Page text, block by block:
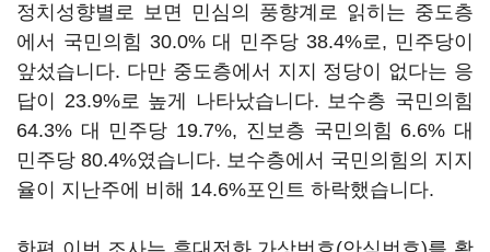
정치성향별로 보면 민심의 풍향계로 읽히는 중도층
에서 국민의힘 30.0% 대 민주당 38.4%로, 민주당이
앞섰습니다. 다만 중도층에서 지지 정당이 없다는 응
답이 23.9%로 높게 나타났습니다. 보수층 국민의힘
64.3% 대 민주당 19.7%, 진보층 국민의힘 6.6% 대
민주당 80.4%였습니다. 보수층에서 국민의힘의 지지
율이 지난주에 비해 14.6%포인트 하락했습니다.